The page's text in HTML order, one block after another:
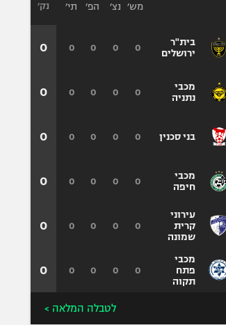
בית"ר
ירושלים
מכבי
נתניה
בני סכנין
מכבי
חיפה
עירוני
קרית
שמונה
מכבי
פתח
תקוה
מש׳ נצ׳ הפ׳ תי׳
0
0
0
0
0
0
0
0
0
0
0
0
0
0
0
0
0
0
0
0
0
0
0
0
נק׳
0
0
0
0
0
0
לטבלה המלאה >